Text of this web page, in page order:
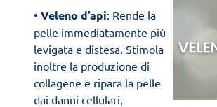
• Veleno d’api: Rende la
pelle immediatamente più
levigata e distesa. Stimola
inoltre la produzione di
collagene e ripara la pelle
dai danni cellulari,